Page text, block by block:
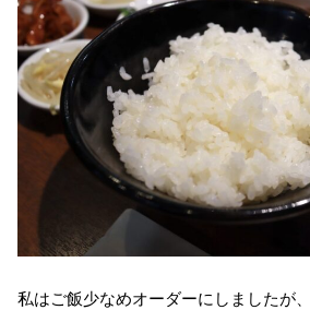
私はご飯少なめオーダーにしましたが、